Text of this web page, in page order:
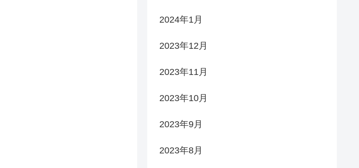
2024年1月
2023年12月
2023年11月
2023年10月
2023年9月
2023年8月